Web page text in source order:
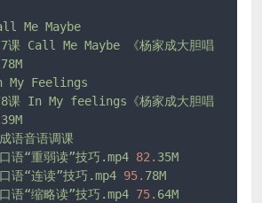
Me Maybe
课 Call Me Maybe
《杨家成大胆唱
78M
My Feelings
课 In My feelings《杨家成大胆唱
39M
语音语调课
语“重弱读”技巧.mp4 82. 35M
语“连读”技巧.mp4 95. 78M
语“缩略读”技巧.mp4 75. 64M